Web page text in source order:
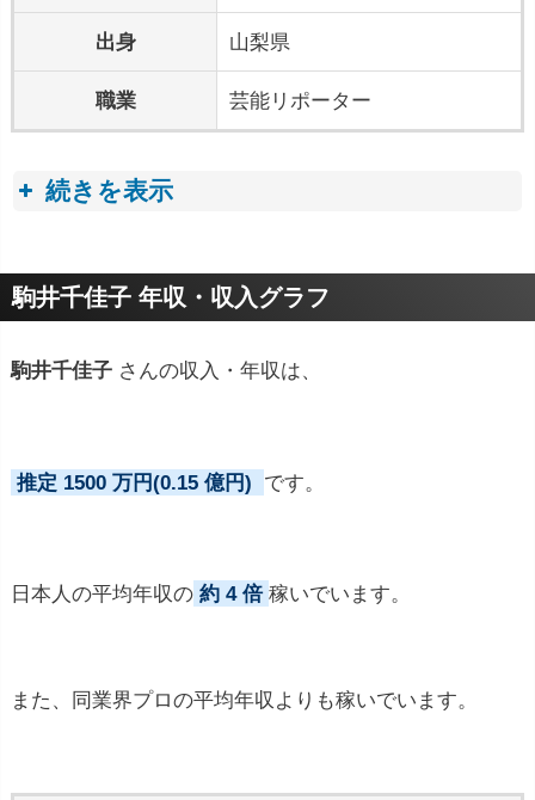
出身 山梨県
職業 芸能リポーター
続きを表示
プロフィールトピック
駒井千佳子 年収・収入グラフ
駒井千佳子 さんの収入・年収は、
推定 1500 万円(0.15 億円) です。
日本人の平均年収の 約 4 倍 稼いでいます。
また、同業界プロの平均年収よりも稼いでいます。